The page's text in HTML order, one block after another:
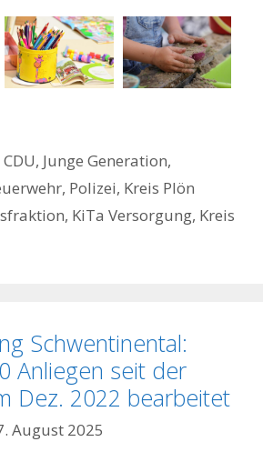
CDU, Junge Generation,
Polizei, Kreis Plön
, KiTa Versorgung, Kreis
Schwentinental:
Anliegen seit der
Dez. 2022 bearbeitet
August 2025